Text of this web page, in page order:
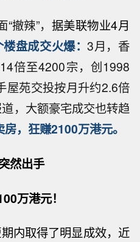
撤辣”， 据美联物业4月
盘成交火爆：3月，香
倍至4200宗，创1998
屋苑交投按月升约2.6倍
，大额豪宅成交也转趋
，狂赚2100万港元。
然出手
万港元！
内取得了明显成效，近